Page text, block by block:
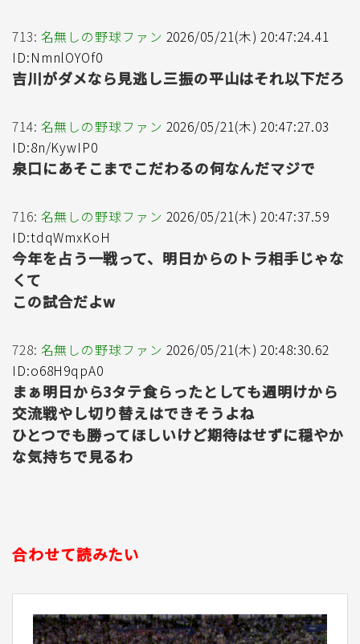
713: 名無しの野球ファン 2026/05/21(木) 20:47:24.41
ID:NmnlOYOf0
吉川がダメなら見逃し三振の平山はそれ以下だろ
714: 名無しの野球ファン 2026/05/21(木) 20:47:27.03
ID:8n/KywIP0
泉口にあそこまでこだわるの何なんだマジで
716: 名無しの野球ファン 2026/05/21(木) 20:47:37.59
ID:tdqWmxKoH
今年を占う一戦って、明日からのトラ相手じゃな
くて
この試合だよw
728: 名無しの野球ファン 2026/05/21(木) 20:48:30.62
ID:o68H9qpA0
まぁ明日から3タテ食らったとしても週明けから
交流戦やし切り替えはできそうよね
ひとつでも勝ってほしいけど期待はせずに穏やか
な気持ちで見るわ
合わせて読みたい